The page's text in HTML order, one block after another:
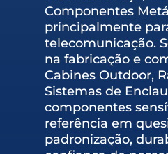
Componentes
principalmente
telecomunicação.
na fabricação e
Cabines Outdoor,
Sistemas de
componentes
referência em
padronização,